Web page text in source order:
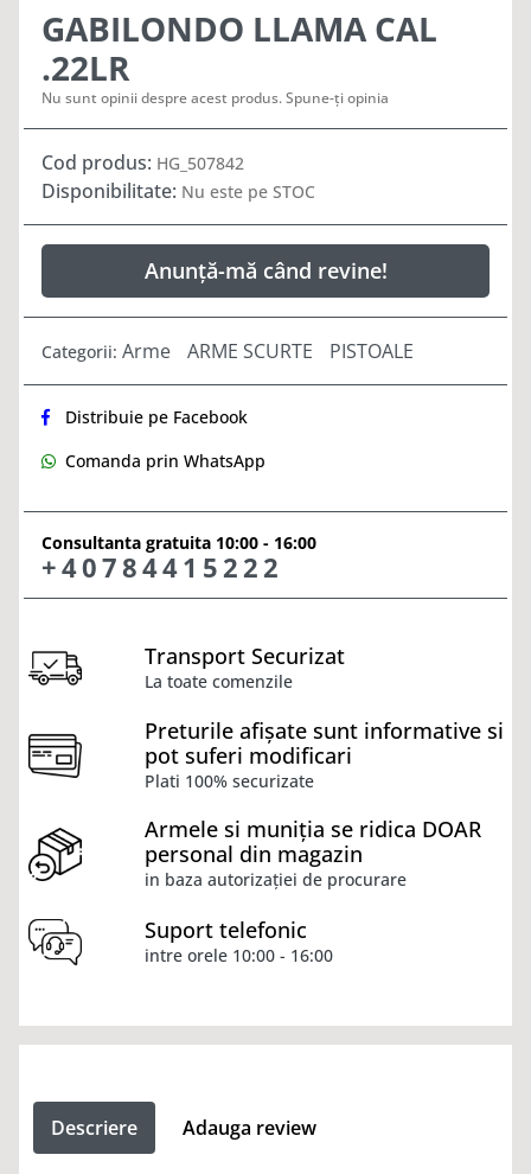
GABILONDO LLAMA CAL
.22LR
Nu sunt opinii despre acest produs. Spune-ți opinia
Cod produs: HG_507842
Disponibilitate: Nu este pe STOC
Anunță-mă când revine!
Categorii: Arme ARME SCURTE PISTOALE
Distribuie pe Facebook
Comanda prin WhatsApp
Consultanta gratuita 10:00 - 16:00
+40784415222
Transport Securizat
La toate comenzile
Preturile afișate sunt informative si
pot suferi modificari
Plati 100% securizate
Armele si muniția se ridica DOAR
personal din magazin
in baza autorizației de procurare
Suport telefonic
intre orele 10:00 - 16:00
Descriere Adauga review